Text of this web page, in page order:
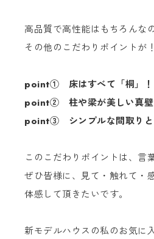
高品質で高性能はもちろんな
その他のこだわりポイントが！
point① 床はすべて「桐」！
point② 柱や梁が美しい真壁
point③ シンプルな間取りと
このこだわりポイントは、言
ぜひ皆様に、見て・触れて・
体感して頂きたいです。
新モデルハウスの私のお気に